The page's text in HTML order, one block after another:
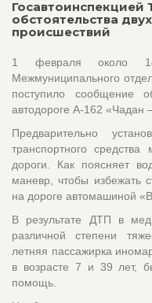
Госавтоинспекцией
обстоятельства
происшествий
1 февраля около
Межмуниципального
поступило сообщение
автодороге А-162 «Чадан
Предварительно
транспортного
дороги. Как поясняет
маневр, чтобы избежать
на дороге автомашиной
В результате ДТП в
различной степени
летняя пассажирка
в возрасте 7 и 39 лет,
помощь.